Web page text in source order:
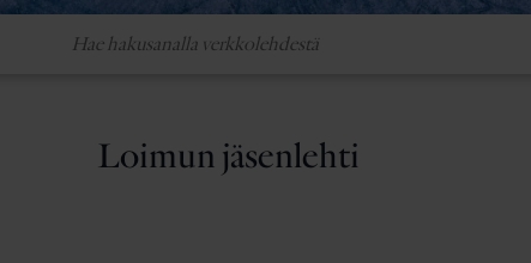
Loimun jäsenlehti